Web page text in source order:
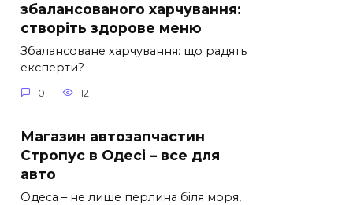
збалансованого харчування:
створіть здорове меню
Збалансоване харчування: що радять
експерти?
0 12
Магазин автозапчастин
Стропус в Одесі – все для
авто
Одеса – не лише перлина біля моря,